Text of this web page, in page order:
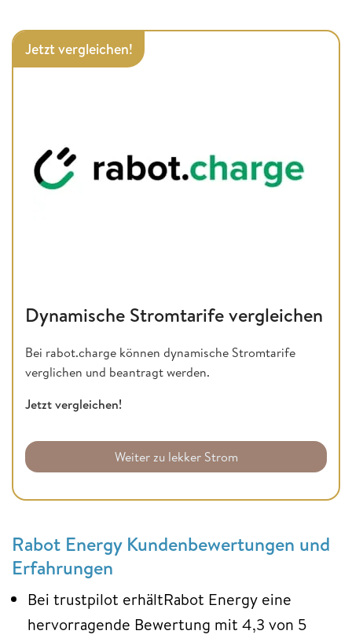
Jetzt vergleichen!
Dynamische Stromtarife vergleichen
Bei rabot.charge können dynamische Stromtarife
verglichen und beantragt werden.
Jetzt vergleichen!
Weiter zu lekker Strom
Rabot Energy Kundenbewertungen und
Erfahrungen
Bei trustpilot erhältRabot Energy eine
hervorragende Bewertung mit 4,3 von 5